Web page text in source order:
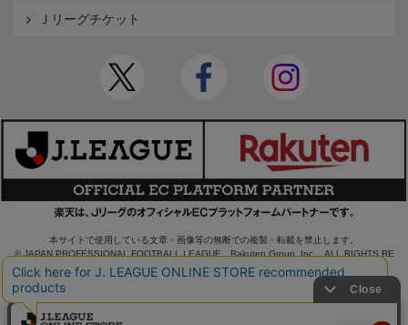
Ｊリーグチケット
本サイトで使用している文章・画像等の無断での複製・転載を禁止します。
© JAPAN PROFESSIONAL FOOTBALL LEAGUE Rakuten Group, Inc. ALL RIGHTS RE
SERVED.